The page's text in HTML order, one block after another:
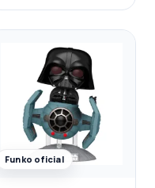
Funko oficial